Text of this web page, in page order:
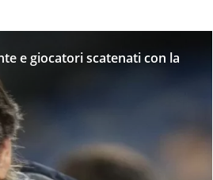
e giocatori scatenati con la